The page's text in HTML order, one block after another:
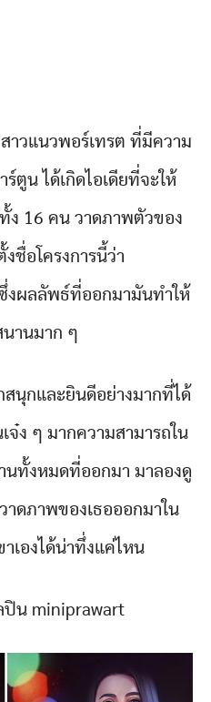
าวแนวพอร์เทรต ที่มีความ
ตูน ได้เกิดไอเดียที่จะให้
ง 16 คน วาดภาพตัวของ
งชื่อโครงการนี้ว่า
งผลลัพธ์ที่ออกมามันทำให้
นานมาก ๆ
สนุกและยินดีอย่างมากที่ได้
จ๋ง ๆ มากความสามารถใน
นทั้งหมดที่ออกมา มาลองดู
ดภาพของเธอออกมาใน
เองได้น่าทึ่งแค่ไหน
ปิน miniprawart